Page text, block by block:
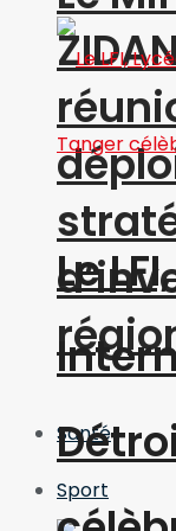
Santé
Sport
Le